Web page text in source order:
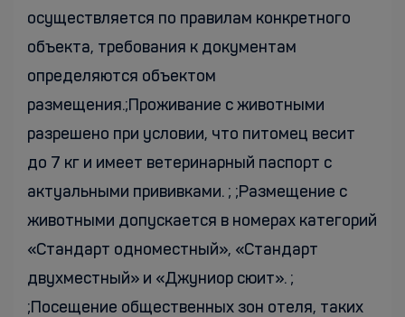
осуществляется по правилам конкретного
объекта, требования к документам
определяются объектом
размещения.;Проживание с животными
разрешено при условии, что питомец весит
до 7 кг и имеет ветеринарный паспорт с
актуальными прививками. ; ;Размещение с
животными допускается в номерах категорий
«Стандарт одноместный», «Стандарт
двухместный» и «Джуниор сюит». ;
;Посещение общественных зон отеля, таких